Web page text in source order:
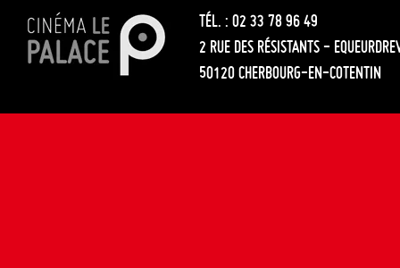
TÉL. : 02 33 78 96 49
2 RUE DES RÉSISTANTS -
50120 CHERBOURG-EN-COTENTIN